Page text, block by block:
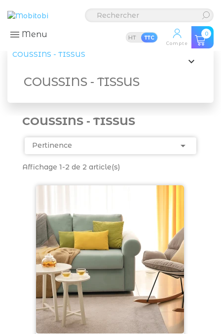
Menu HT TTC
Compte
0
COUSSINS - TISSUS
COUSSINS - TISSUS

COUSSINS - TISSUS
Pertinence 
Affichage 1-2 de 2 article(s)